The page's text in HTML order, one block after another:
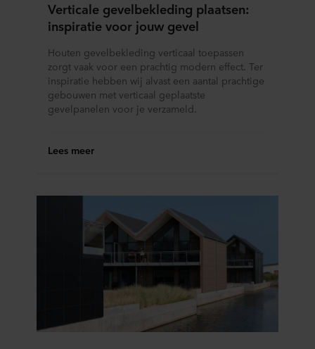
persoonsgegevens in onzePrivacy statements
staat ook welk specifiek ROCKWOOL-bedrijf de
persoonsgegevens.
Verticale gevelbekleding plaatsen:
inspiratie voor jouw gevel
Houten gevelbekleding verticaal toepassen
zorgt vaak voor een prachtig modern effect. Ter
inspiratie hebben wij alvast een aantal prachtige
gebouwen met verticaal geplaatste
gevelpanelen voor je verzameld.
Lees meer